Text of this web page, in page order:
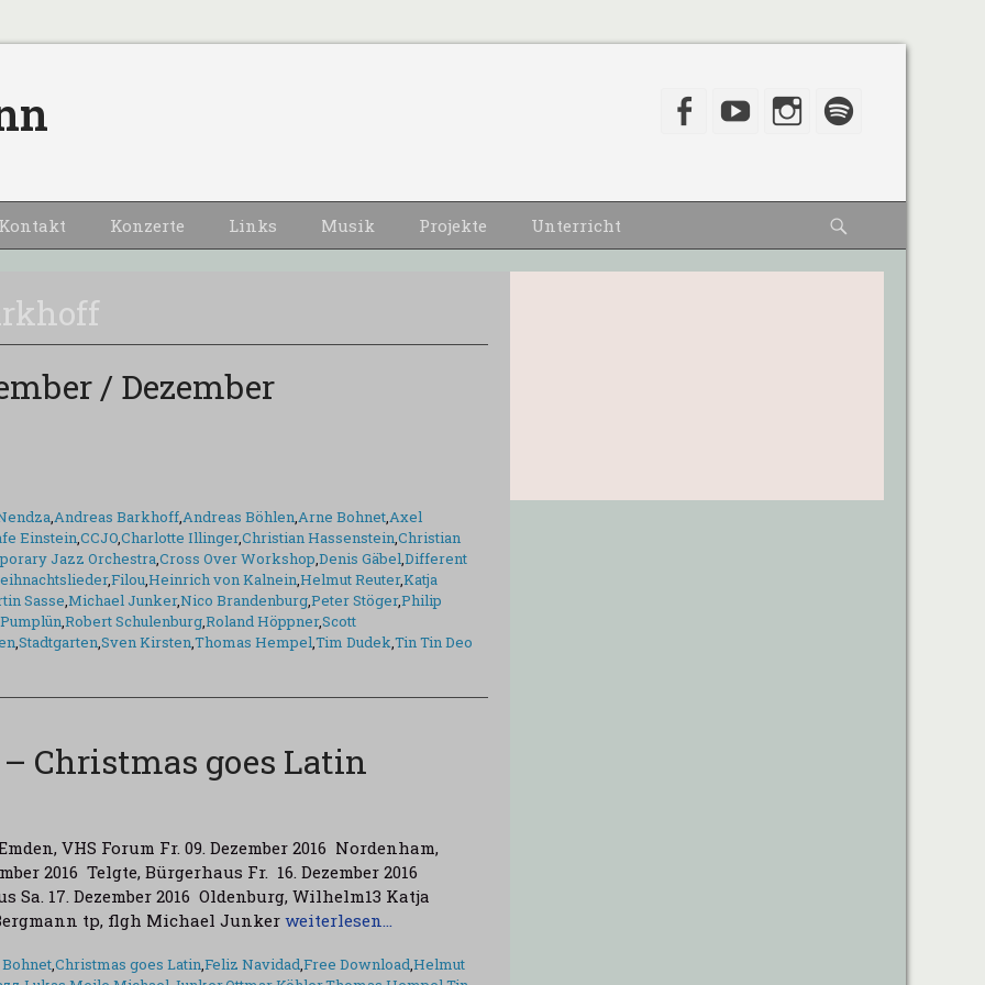
Facebook
YouTubeInstagram
Kontakt Konzerte Links Musik Projekte Unterricht
/ Dezember
,Andreas Barkhoff,Andreas Böhlen,Arne Bohnet,Axel
Einstein,CCJO,Charlotte Illinger,Christian Hassenstein,Christian
Jazz Orchestra,Cross Over Workshop,Denis Gäbel,Different
,Filou,Heinrich von Kalnein,Helmut Reuter,Katja
Sasse,Michael Junker,Nico Brandenburg,Peter Stöger,Philip
,Robert Schulenburg,Roland Höppner,Scott
,Stadtgarten,Sven Kirsten,Thomas Hempel,Tim Dudek,Tin Tin Deo
Christmas goes Latin
VHS Forum Fr. 09. Dezember 2016 Nordenham,
2016 Telgte, Bürgerhaus Fr. 16. Dezember 2016
Sa. 17. Dezember 2016 Oldenburg, Wilhelm13 Katja
tp, flgh Michael Junkerweiterlesen…
,Christmas goes Latin,Feliz Navidad,Free Download,Helmut